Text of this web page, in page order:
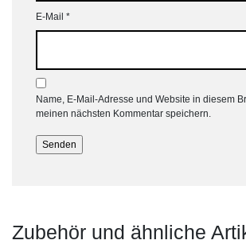
E-Mail *
Name, E-Mail-Adresse und Website in diesem
meinen nächsten Kommentar speichern.
Zubehör und ähnliche